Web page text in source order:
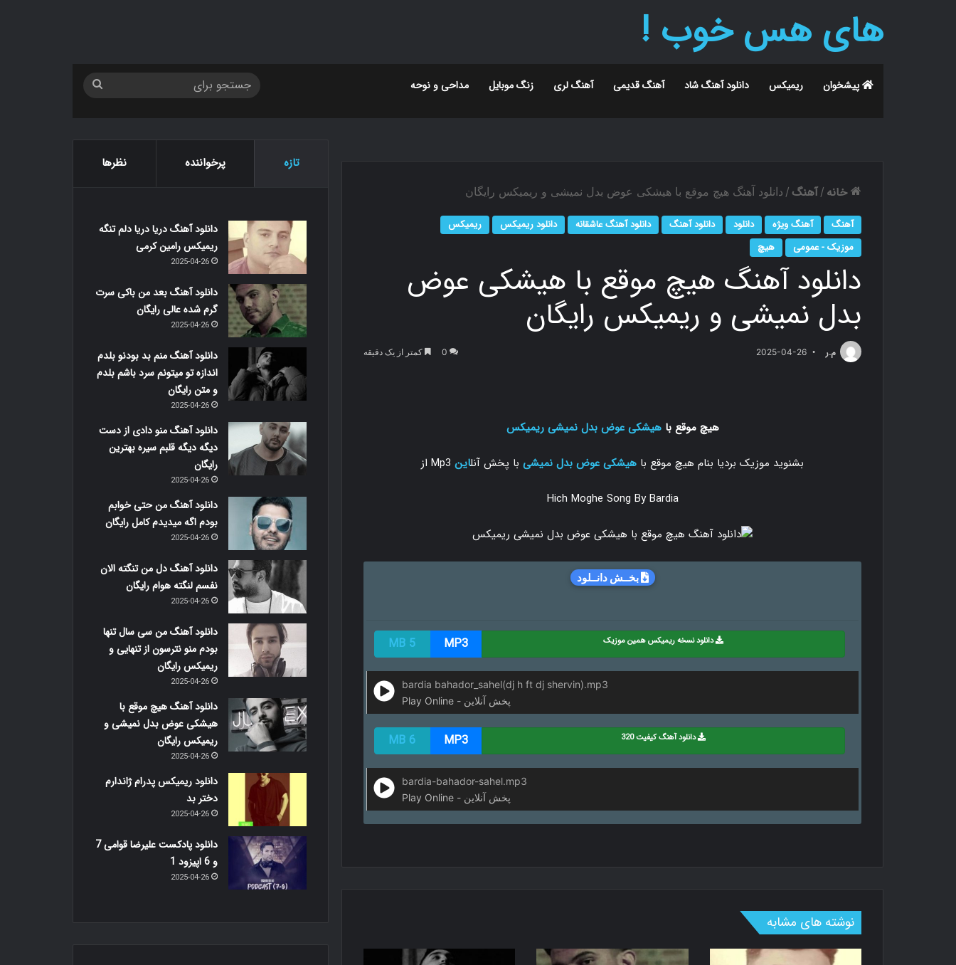
های هس خوب !
پیشخوان ریمیکس دانلود آهنگ شاد آهنگ قدیمی آهنگ لری زنگ موبایل مداحی و نوحه
خانه / آهنگ / دانلود آهنگ هیچ موقع با هیشکی عوض بدل نمیشی و ریمیکس رایگان
آهنگ آهنگ ویژه دانلود دانلود آهنگ دانلود آهنگ عاشقانه دانلود ریمیکس
ریمیکس
موزیک - عمومی
هیچ
دانلود آهنگ هیچ موقع با هیشکی عوض
بدل نمیشی و ریمیکس رایگان
م.ر 2025-04-26
0 کمتر از یک دقیقه
هیچ موقع باهیشکی عوض بدل نمیشی ریمیکس
بشنوید موزیک بردیا بنام هیچ موقع با هیشکی عوض بدل نمیشی با پخش آنلاین
Hich Moghe Song By Bardia
بخــش دانــلود
دانلود نسخه ریمیکس همین موزیک MP3
5 MB
bardia bahador_sahel(dj h ft dj shervin).mp3
Play Online - پخش آنلاین
دانلود آهنگ کیفیت 320 MP3
6 MB
bardia-bahador-sahel.mp3
Play Online - پخش آنلاین
نوشته های مشابه
تازه پرخواننده نظرها
دانلود آهنگ دریا دریا دلم تنگه
ریمیکس رامین کرمی
2025-04-26
دانلود آهنگ بعد من باکی سرت
گرم شده عالی رایگان
2025-04-26
دانلود آهنگ منم بد بودنو بلدم
اندازه تو میتونم سرد باشم بلدم
و متن رایگان
2025-04-26
دانلود آهنگ منو دادی از دست
دیگه دیگه قلبم سیره بهترین
رایگان
2025-04-26
دانلود آهنگ من حتی خوابم
بودم اگه میدیدم کامل رایگان
2025-04-26
دانلود آهنگ دل من تنگته الان
نفسم لنگته هوام رایگان
2025-04-26
دانلود آهنگ من سی سال تنها
بودم منو نترسون از تنهایی و
ریمیکس رایگان
2025-04-26
دانلود آهنگ هیچ موقع با
هیشکی عوض بدل نمیشی و
ریمیکس رایگان
2025-04-26
دانلود ریمیکس پدرام ژاندارم
دختر بد
2025-04-26
دانلود پادکست علیرضا قوامی 7
و 6 اپیزود 1
2025-04-26